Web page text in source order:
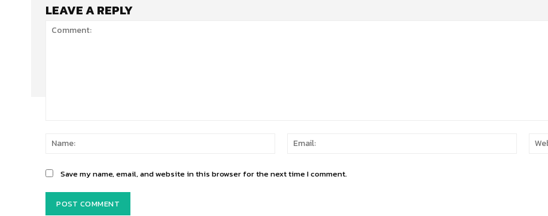
LEAVE A REPLY
Name:
Email:
Save my name, email, and website in this browser for the next time I comment.